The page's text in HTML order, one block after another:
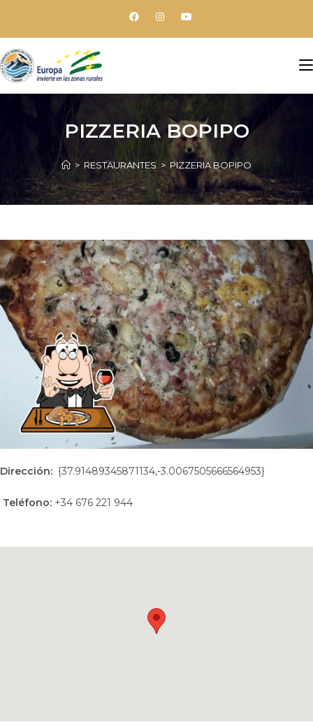
PIZZERIA BOPIPO
> RESTAURANTES > PIZZERIA BOPIPO
Dirección: {37.91489345871134,-3.0067505666564953}
Teléfono: +34 676 221 944